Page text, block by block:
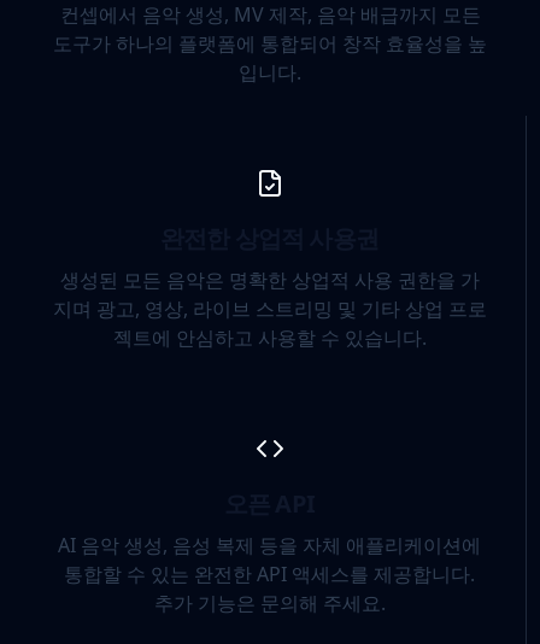
컨셉에서 음악 생성, MV 제작, 음악 배급까지 모든
도구가 하나의 플랫폼에 통합되어 창작 효율성을 높
입니다.
생성된 모든 음악은 명확한 상업적 사용 권한을 가
지며 광고, 영상, 라이브 스트리밍 및 기타 상업 프로
젝트에 안심하고 사용할 수 있습니다.
AI 음악 생성, 음성 복제 등을 자체 애플리케이션에
통합할 수 있는 완전한 API 액세스를 제공합니다.
추가 기능은 문의해 주세요.